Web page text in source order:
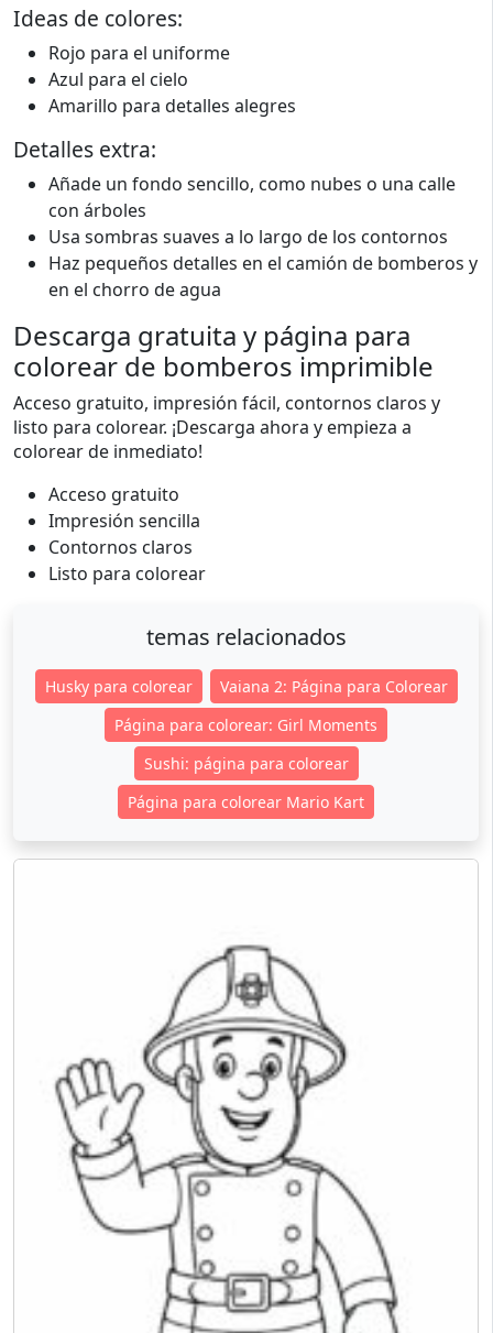
Ideas de colores:
Rojo para el uniforme
Azul para el cielo
Amarillo para detalles alegres
Detalles extra:
Añade un fondo sencillo, como nubes o una calle
con árboles
Usa sombras suaves a lo largo de los contornos
Haz pequeños detalles en el camión de bomberos y
en el chorro de agua
Descarga gratuita y página para
colorear de bomberos imprimible
Acceso gratuito, impresión fácil, contornos claros y
listo para colorear. ¡Descarga ahora y empieza a
colorear de inmediato!
Acceso gratuito
Impresión sencilla
Contornos claros
Listo para colorear
temas relacionados
Husky para colorear
Vaiana 2: Página para Colorear
Página para colorear: Girl Moments
Sushi: página para colorear
Página para colorear Mario Kart